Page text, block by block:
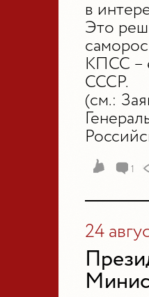
в
Это
КПСС –
СССР.
(см.:
1
24